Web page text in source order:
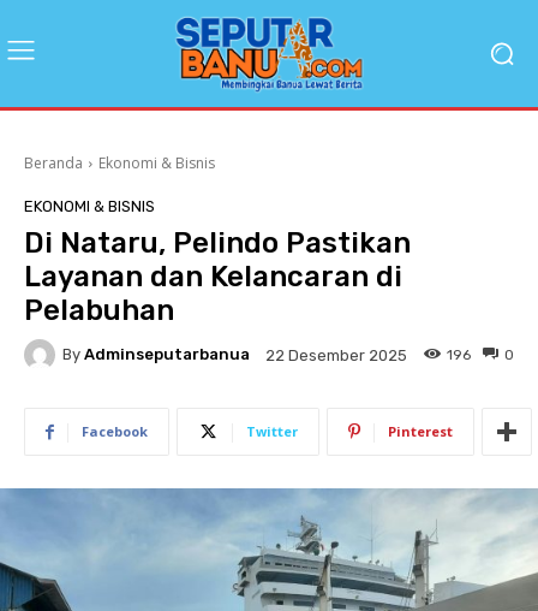
Beranda Ekonomi & Bisnis
EKONOMI & BISNIS
Di Nataru, Pelindo Pastikan
Layanan dan Kelancaran di
Pelabuhan
By Adminseputarbanua 22 Desember 2025 0
196
Facebook Twitter Pinterest